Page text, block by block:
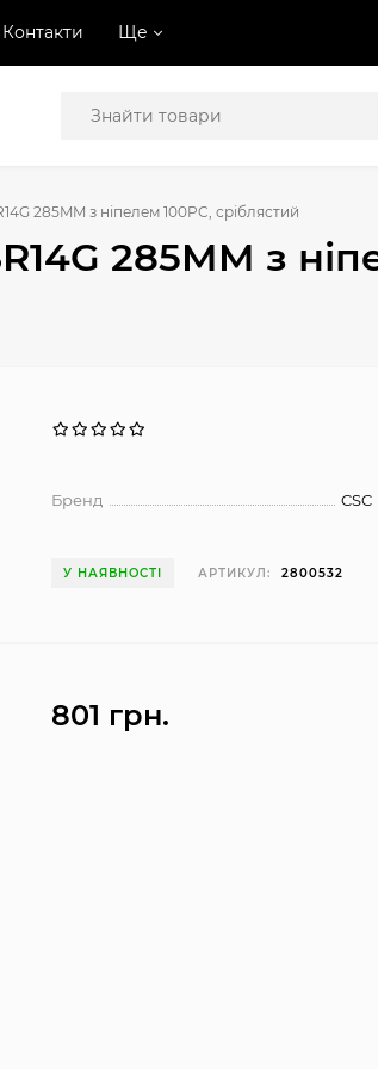
Контакти Ще
285MM з ніпелем 100PC, сріблястий
285MM з
Бренд CSC
У НАЯВНОСТІ АРТИКУЛ: 2800532
801 грн.